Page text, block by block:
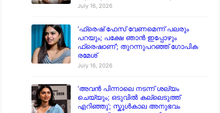
July 16, 2026
‘ഫ്രെഷ് ഫേസ് വേണമെന്ന് പലരും
പറയും; പക്ഷേ ഞാൻ ഇപ്പോഴും
ഫ്രെഷാണ്’; തുറന്നുപറഞ്ഞ് ഗോപിക
രമേശ്
July 16, 2026
‘അവൻ പിന്നാലെ നടന്ന് ശല്യം
ചെയ്യും; ഒടുവിൽ കല്ലെടുത്ത്
എറിഞ്ഞു’; സ്കൂൾകാല അനുഭവം